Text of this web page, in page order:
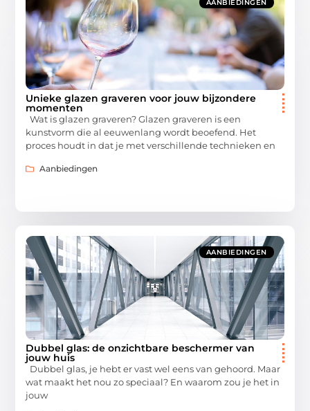
AANBIEDINGEN
Unieke glazen graveren voor jouw bijzondere
momenten
Wat is glazen graveren? Glazen graveren is een
kunstvorm die al eeuwenlang wordt beoefend. Het
proces houdt in dat je met verschillende technieken en
Aanbiedingen
AANBIEDINGEN
Dubbel glas: de onzichtbare beschermer van
jouw huis
Dubbel glas, je hebt er vast wel eens van gehoord. Maar
wat maakt het nou zo speciaal? En waarom zou je het in
jouw